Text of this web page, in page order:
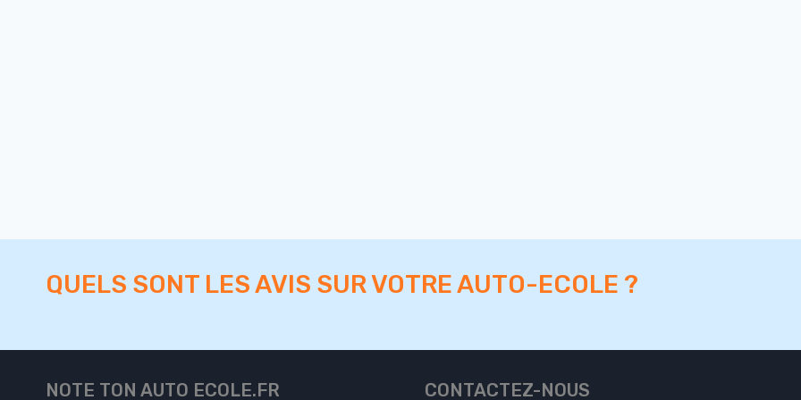
QUELS SONT LES AVIS SUR VOTRE AUTO-ECOLE ?
NOTE TON AUTO ECOLE.FR CONTACTEZ-NOUS